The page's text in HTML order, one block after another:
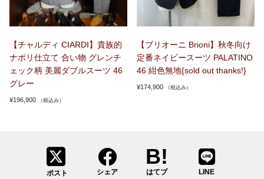
【チャルディ CIARDI】貴族的
ナポリ仕立て 合い物 グレンチ
ェック柄 美麗ダブルスーツ 46
グレー
¥196,900 （税込み）
【ブリオーニ Brioni】秋冬向け
定番ネイビースーツ PALATINO
46 紺色無地{sold out thanks!}
¥174,900 （税込み）
ポスト シェア はてブ LINE